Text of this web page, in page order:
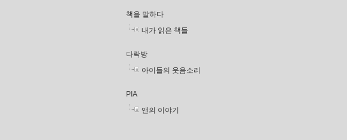
책을 말하다
내가 읽은 책들
다락방
아이들의 웃음소리
PIA
앤의 이야기